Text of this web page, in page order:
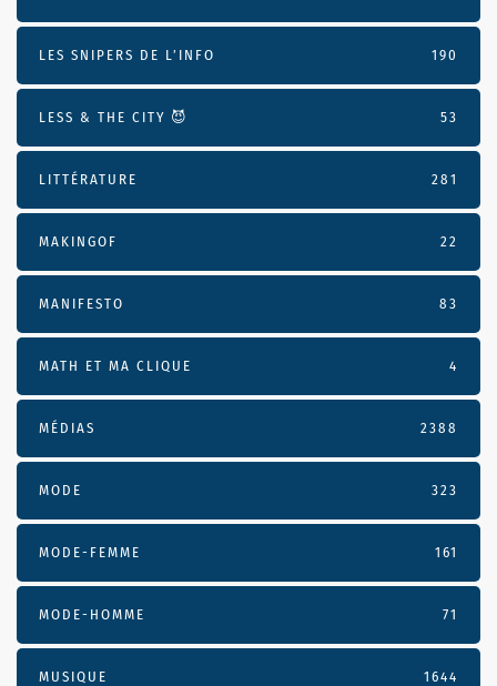
LES SNIPERS DE L’INFO 190
LESS & THE CITY 😈 53
LITTÉRATURE 281
MAKINGOF 22
MANIFESTO 83
MATH ET MA CLIQUE 4
MÉDIAS 2388
MODE 323
MODE-FEMME 161
MODE-HOMME 71
MUSIQUE 1644